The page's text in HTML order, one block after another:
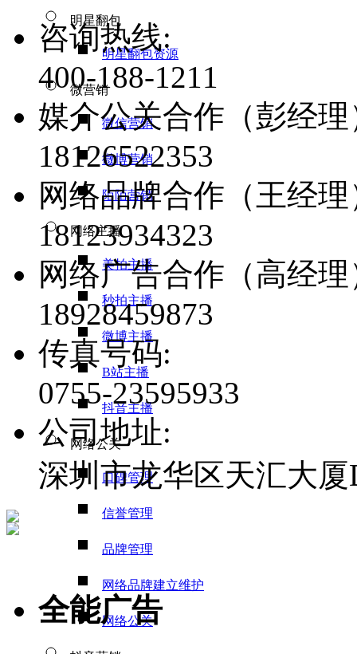
明星翻包
明星翻包资源
微营销
微信营销
微博营销
陌陌营销
网络主播
美拍主播
秒拍主播
微博主播
B站主播
抖音主播
网络公关
口碑管理
信誉管理
品牌管理
网络品牌建立维护
网络公关
咨询热线:
400-188-1211
媒介公关合作（彭经理
18126522353
网络品牌合作（王经理
18123934323
网络广告合作（高经理
18928459873
传真号码:
0755-23595933
公司地址:
深圳市龙华区天汇大厦
全能广告